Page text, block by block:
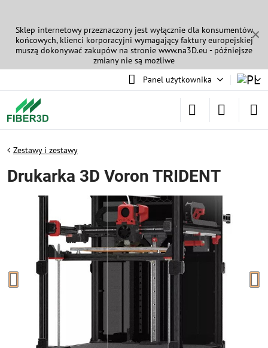
✕
Sklep internetowy przeznaczony jest wyłącznie dla konsumentów
końcowych, klienci korporacyjni wymagający faktury europejskiej
muszą dokonywać zakupów na stronie www.na3D.eu - późniejsze
zmiany nie są możliwe
Panel użytkownika
Zestawy i zestawy
Drukarka 3D Voron TRIDENT